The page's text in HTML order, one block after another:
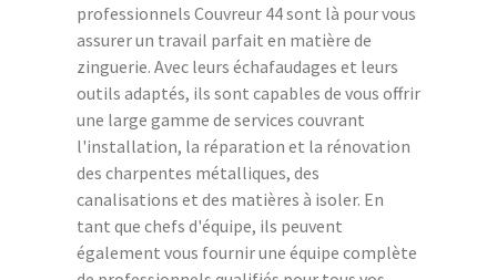
professionnels Couvreur 44 sont là pour vous
assurer un travail parfait en matière de
zinguerie. Avec leurs échafaudages et leurs
outils adaptés, ils sont capables de vous offrir
une large gamme de services couvrant
l'installation, la réparation et la rénovation
des charpentes métalliques, des
canalisations et des matières à isoler. En
tant que chefs d'équipe, ils peuvent
également vous fournir une équipe complète